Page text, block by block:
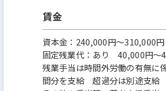
賃金
資本金：240,000円〜310,000円
固定残業代：あり 40,000円～
残業手当は時間外労働の有無に
間分を支給 超過分は別途支給